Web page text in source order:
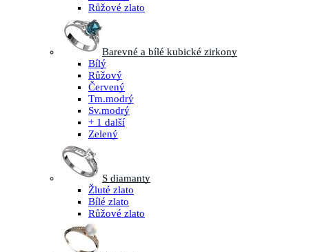
Růžové zlato
Barevné a bílé kubické zirkony
Bílý
Růžový
Červený
Tm.modrý
Sv.modrý
+ 1 další
Zelený
S diamanty
Žluté zlato
Bílé zlato
Růžové zlato